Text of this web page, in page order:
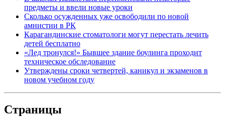
предметы и ввели новые уроки
Сколько осужденных уже освободили по новой
амнистии в РК
Карагандинские стоматологи могут перестать лечить
детей бесплатно
«Лед тронулся!» Бывшее здание боулинга проходит
техническое обследование
Утверждены сроки четвертей, каникул и экзаменов в
новом учебном году
Страницы